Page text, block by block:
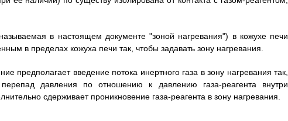
в настоящем документе "зоной нагревания") в кожухе печи
в пределах кожуха печи так, чтобы задавать зону нагревания.
предполагает введение потока инертного газа в зону нагревания так,
давления по отношению к давлению газа-реагента внутри
сдерживает проникновение газа-реагента в зону нагревания.